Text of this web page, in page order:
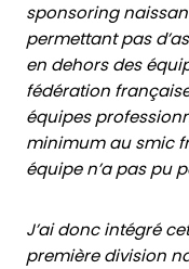
sponsoring
permettant pas
en dehors des
fédération
équipes
minimum au smic
équipe n’a pas pu
J’ai donc intégré
première division